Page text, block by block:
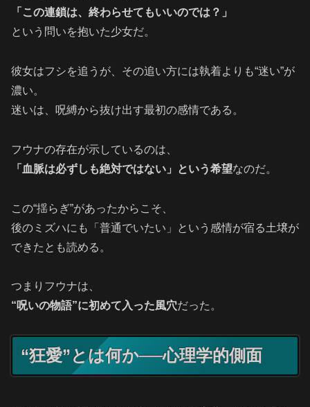
「この連鎖は、終わらせてもいいのでは？」
という問いを抱いた少女だ。
彼女はフシを追うが、その追い方には執着よりも“迷い”が
濃い。
迷いは、呪縛から抜け出す最初の感情である。
フウナの存在が示しているのは、
「血脈は必ずしも絶対ではない」という希望なのだ。
この“揺らぎ”があったからこそ、
後のミズハにも「普通でいたい」という感情が宿る土壌が
できたとも読める。
つまりフウナは、
“呪いの物語”に初めて入った風穴だった。
“狂愛”とは何か──心理学的側面